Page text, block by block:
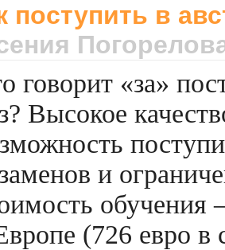
поступить в
говорит «за»
Высокое
и
обучения
(726 евро в